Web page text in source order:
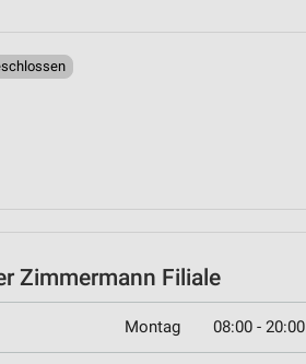
Zimmermann Filiale
Montag 08:00 - 20:00